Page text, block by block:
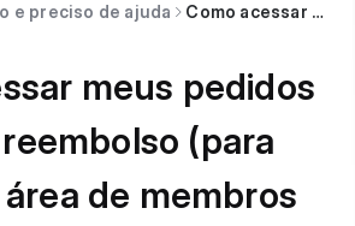
e preciso de ajuda Como acessar meus pedidos e solicitar reembolso (para alunos de área de membros externa)
meus pedidos
(para
de membros